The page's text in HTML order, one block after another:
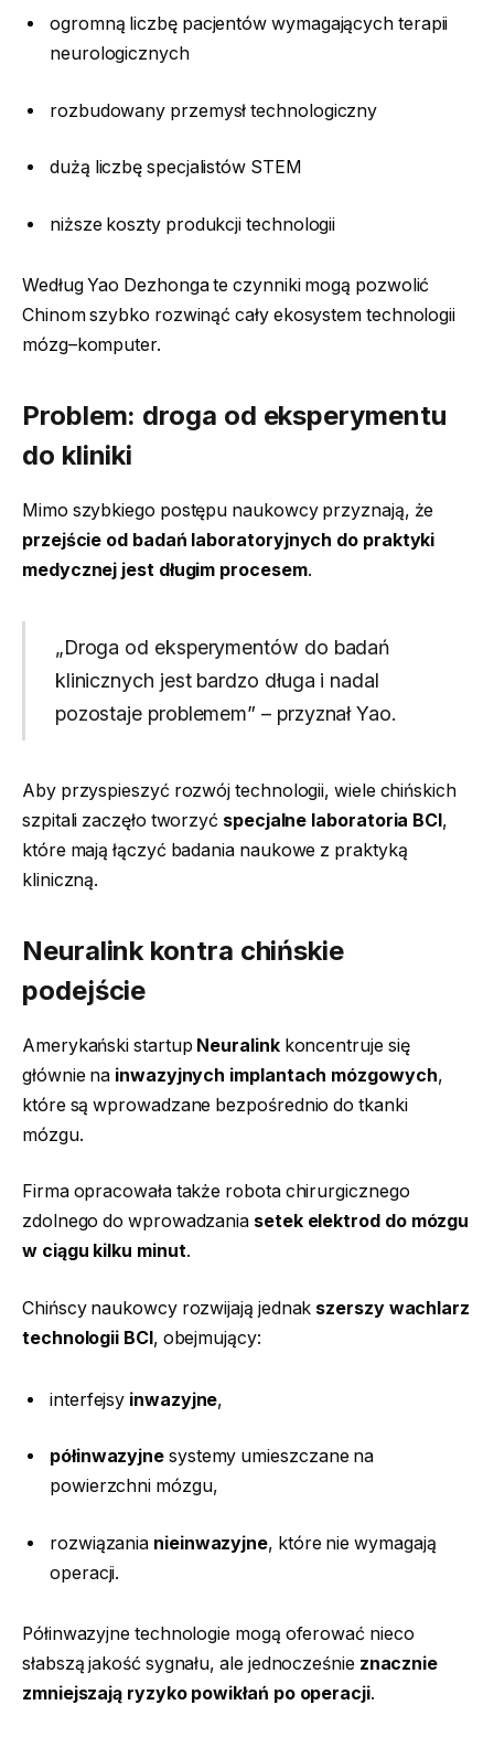
ogromną liczbę pacjentów wymagających terapii
neurologicznych
rozbudowany przemysł technologiczny
dużą liczbę specjalistów STEM
niższe koszty produkcji technologii
Według Yao Dezhonga te czynniki mogą pozwolić
Chinom szybko rozwinąć cały ekosystem technologii
mózg–komputer.
Problem: droga od eksperymentu
do kliniki
Mimo szybkiego postępu naukowcy przyznają, że
przejście od badań laboratoryjnych do praktyki
medycznej jest długim procesem.
„Droga od eksperymentów do badań
klinicznych jest bardzo długa i nadal
pozostaje problemem” – przyznał Yao.
Aby przyspieszyć rozwój technologii, wiele chińskich
szpitali zaczęło tworzyć specjalne laboratoria BCI ,
które mają łączyć badania naukowe z praktyką
kliniczną.
Neuralink kontra chińskie
podejście
Amerykański startup Neuralinkkoncentruje się
głównie na inwazyjnych implantach mózgowych,
które są wprowadzane bezpośrednio do tkanki
mózgu.
Firma opracowała także robota chirurgicznego
zdolnego do wprowadzania setek elektrod do mózgu
w ciągu kilku minut.
Chińscy naukowcy rozwijają jednak szerszy wachlarz
technologii BCI, obejmujący:
interfejsy inwazyjne,
półinwazyjne systemy umieszczane na
powierzchni mózgu,
rozwiązania nieinwazyjne, które nie wymagają
operacji.
Półinwazyjne technologie mogą oferować nieco
słabszą jakość sygnału, ale jednocześnie znacznie
zmniejszają ryzyko powikłań po operacji.